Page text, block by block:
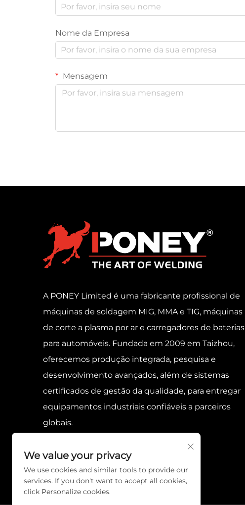
Nome da Empresa
Mensagem
A PONEY Limited é uma fabricante profissional de
máquinas de soldagem MIG, MMA e TIG, máquinas
de corte a plasma por ar e carregadores de baterias
para automóveis. Fundada em 2009 em Taizhou,
oferecemos produção integrada, pesquisa e
desenvolvimento avançados, além de sistemas
certificados de gestão da qualidade, para entregar
equipamentos industriais confiáveis a parceiros
globais.
We value your privacy
We use cookies and similar tools to provide our
services. If you don't want to accept all cookies,
click Personalize cookies.